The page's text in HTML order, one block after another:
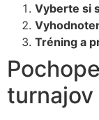
Vyberte si
Tréning a
turnajov